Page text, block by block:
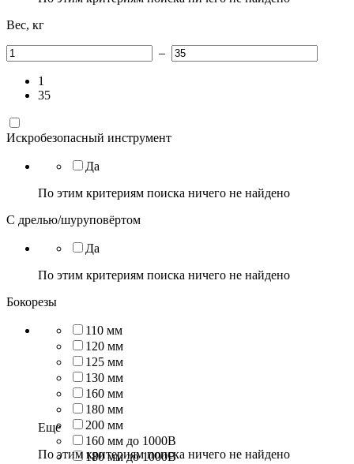
Вес, кг
–
1
35
Искробезопасный инструмент
Да
По этим критериям поиска ничего не найдено
С дрелью/шуруповёртом
Да
По этим критериям поиска ничего не найдено
Бокорезы
110 мм
120 мм
125 мм
130 мм
160 мм
180 мм
200 мм
160 мм до 1000В
180 мм до 1000В
Еще
По этим критериям поиска ничего не найдено